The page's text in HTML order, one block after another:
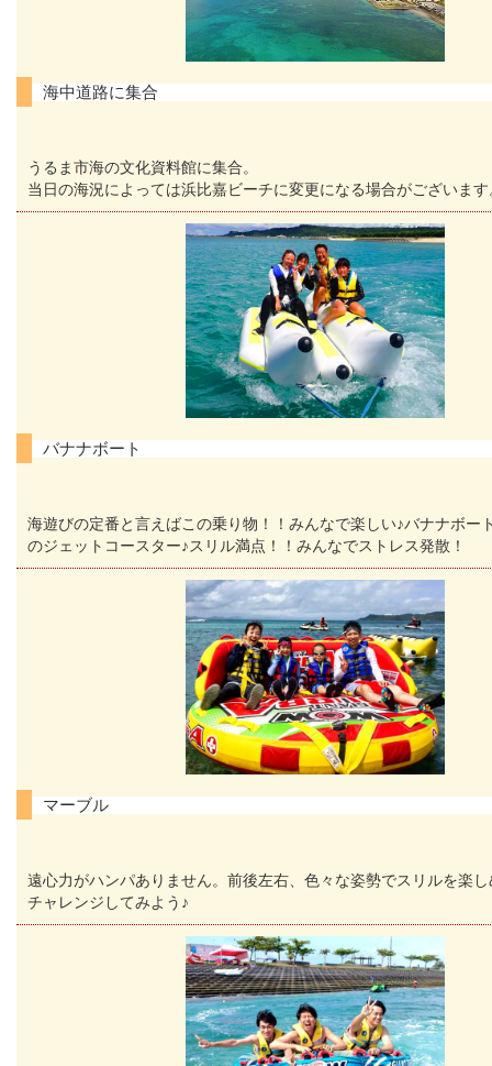
海中道路に集合
うるま市海の文化資料館に集合。
当日の海況によっては浜比嘉ビーチに変更になる場合がございます
バナナボート
海遊びの定番と言えばこの乗り物！！みんなで楽しい♪バナナボー
のジェットコースター♪スリル満点！！みんなでストレス発散！
マーブル
遠心力がハンパありません。前後左右、色々な姿勢でスリルを楽
チャレンジしてみよう♪